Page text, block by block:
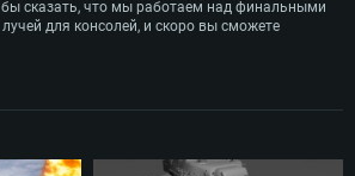
бы сказать, что мы работаем над финальными
для консолей, и скоро вы сможете